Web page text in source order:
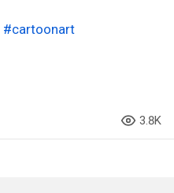
#cartoonart
3.8K